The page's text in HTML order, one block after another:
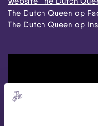
The Dutch Queen op
The Dutch Queen op